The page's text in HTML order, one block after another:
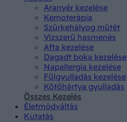
Aranyér kezelése
Kemoterápia
Szürkehályog műtét
Vízszerű hasmenés
Afta kezelése
Dagadt boka kezelése
Napallergia kezelése
Fülgyulladás kezelése
Kötőhártya gyulladás
Összes Kezelés
Életmódváltás
Kutatás